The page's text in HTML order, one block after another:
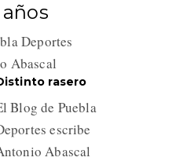
Deportes
Abascal
rasero
Blog de Puebla
escribe
Abascal